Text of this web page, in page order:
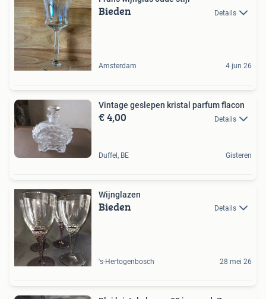
Bieden Details
Amsterdam 4 jun 26
Vintage geslepen kristal parfum flacon
€ 4,00 Details
Duffel, BE Gisteren
Wijnglazen
Bieden Details
's-Hertogenbosch 28 mei 26